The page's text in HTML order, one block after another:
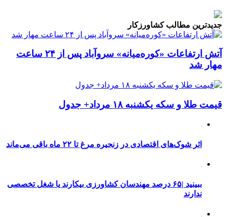
جدیدترین مطالب کشاورزکار
آتش ارتفاعات «کوره‌میانه» سروآباد پس از ۲۴ ساعت
مهار شد
قیمت طلا و سکه یکشنبه ۱۸ مرداد+ جدول
اثر شوک‌های اقتصادی در زنجیره مرغ تا ۲۲ ماه باقی می‌ماند
ببینید |۶۵ درصد مهندسان کشاورزی بیکارند یا شغل تخصصی
ندارند